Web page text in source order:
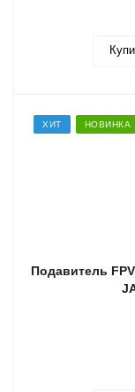
ХИТ НОВИНКА
Подавитель